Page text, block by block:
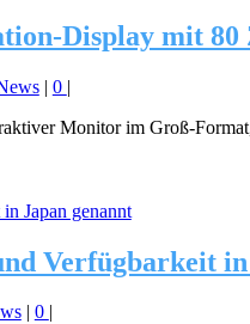
Display mit
| 0 |
Monitor im Groß-
Verfügbarkeit in
| 0 |